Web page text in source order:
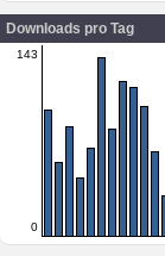
Downloads pro Tag
143
0